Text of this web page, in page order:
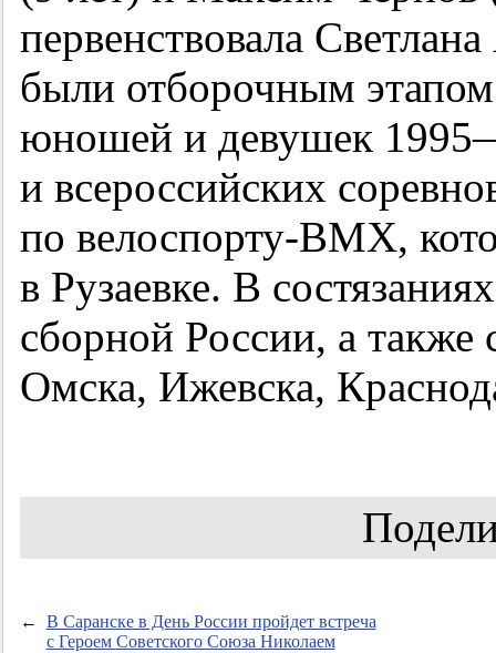
первенствовала
были отборочным
юношей и девушек
и всероссийских
по велоспорту-ВМХ,
в Рузаевке. В
сборной России, а
Омска, Ижевска,
←
В Саранске в День России пройдет встреча
с Героем Советского Союза Николаем